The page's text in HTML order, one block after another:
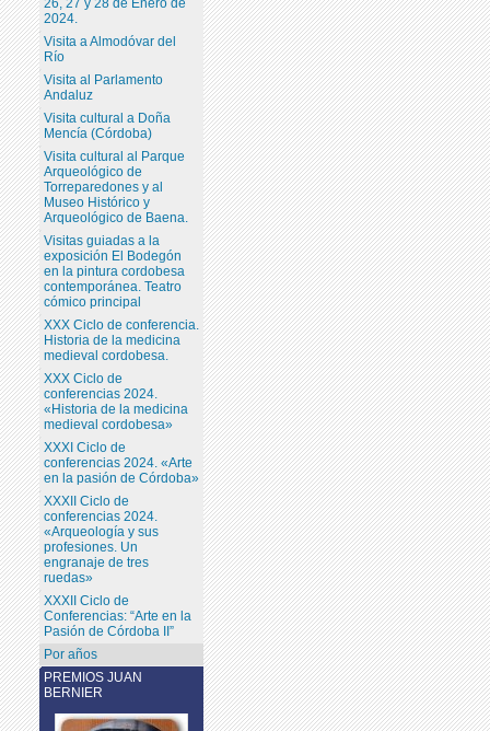
26, 27 y 28 de Enero de
2024.
Visita a Almodóvar del
Río
Visita al Parlamento
Andaluz
Visita cultural a Doña
Mencía (Córdoba)
Visita cultural al Parque
Arqueológico de
Torreparedones y al
Museo Histórico y
Arqueológico de Baena.
Visitas guiadas a la
exposición El Bodegón
en la pintura cordobesa
contemporánea. Teatro
cómico principal
XXX Ciclo de conferencia.
Historia de la medicina
medieval cordobesa.
XXX Ciclo de
conferencias 2024.
«Historia de la medicina
medieval cordobesa»
XXXI Ciclo de
conferencias 2024. «Arte
en la pasión de Córdoba»
XXXII Ciclo de
conferencias 2024.
«Arqueología y sus
profesiones. Un
engranaje de tres
ruedas»
XXXII Ciclo de
Conferencias: “Arte en la
Pasión de Córdoba II”
Por años
PREMIOS JUAN
BERNIER